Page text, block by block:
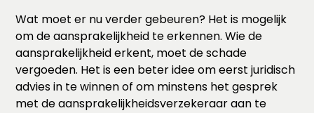
Wat moet er nu verder gebeuren? Het is mogelijk
om de aansprakelijkheid te erkennen. Wie de
aansprakelijkheid erkent, moet de schade
vergoeden. Het is een beter idee om eerst juridisch
advies in te winnen of om minstens het gesprek
met de aansprakelijkheidsverzekeraar aan te